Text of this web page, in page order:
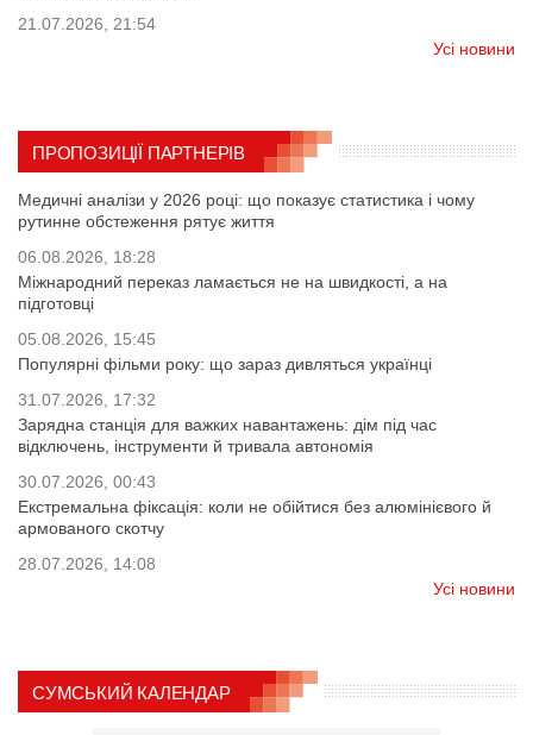
21.07.2026, 21:54
Усі новини
ПРОПОЗИЦІЇ ПАРТНЕРІВ
Медичні аналізи у 2026 році: що показує статистика і чому
рутинне обстеження рятує життя
06.08.2026, 18:28
Міжнародний переказ ламається не на швидкості, а на
підготовці
05.08.2026, 15:45
Популярні фільми року: що зараз дивляться українці
31.07.2026, 17:32
Зарядна станція для важких навантажень: дім під час
відключень, інструменти й тривала автономія
30.07.2026, 00:43
Екстремальна фіксація: коли не обійтися без алюмінієвого й
армованого скотчу
28.07.2026, 14:08
Усі новини
СУМСЬКИЙ КАЛЕНДАР